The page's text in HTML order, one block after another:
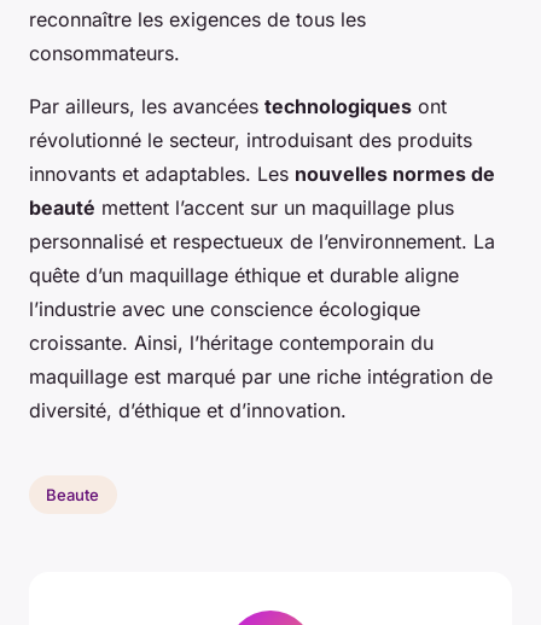
reconnaître les exigences de tous les
consommateurs.
Par ailleurs, les avancées technologiques ont
révolutionné le secteur, introduisant des produits
innovants et adaptables. Les nouvelles normes de
beauté mettent l’accent sur un maquillage plus
personnalisé et respectueux de l’environnement. La
quête d’un maquillage éthique et durable aligne
l’industrie avec une conscience écologique
croissante. Ainsi, l’héritage contemporain du
maquillage est marqué par une riche intégration de
diversité, d’éthique et d’innovation.
Beaute